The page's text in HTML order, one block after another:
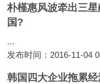
朴槿惠风波牵出三
国?
...
发布时间：2016-11-04
韩国四大企业拖累